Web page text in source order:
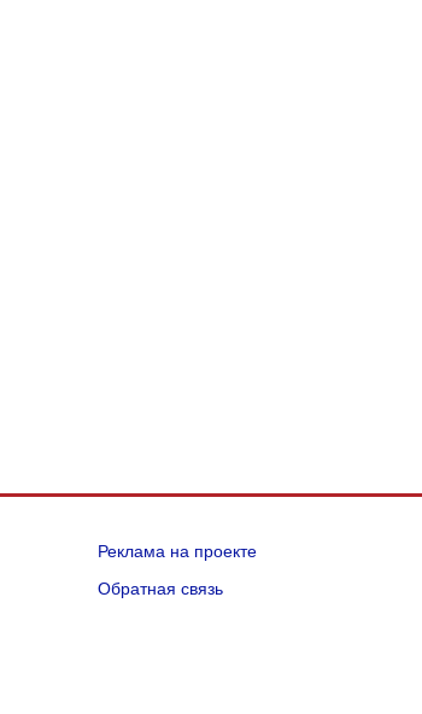
Реклама на проекте
Обратная связь